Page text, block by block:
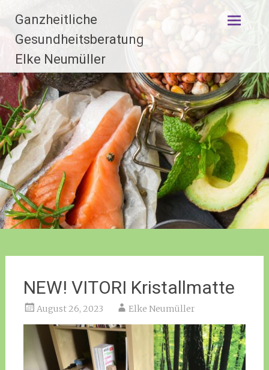
Inhalt
springen
Ganzheitliche
Gesundheitsberatung
Elke Neumüller
NEW! VITORI Kristallmatte
August 26, 2023 Elke Neumüller